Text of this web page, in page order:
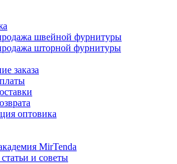
швейной фурнитуры
шторной фурнитуры
заказа
оптовика
MirTenda
и советы